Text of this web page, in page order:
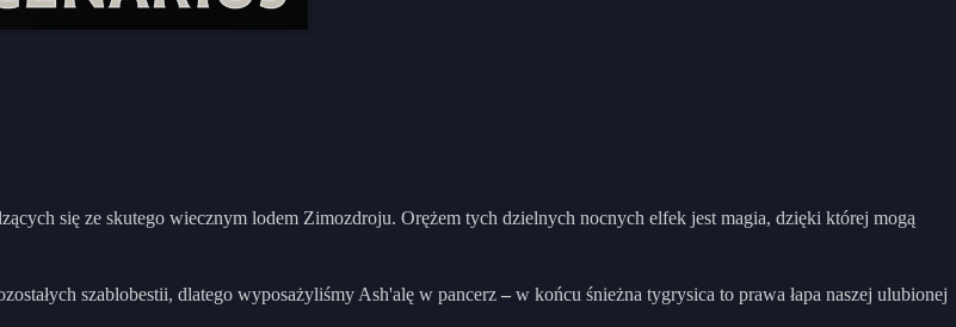
się ze skutego wiecznym lodem Zimozdroju. Orężem tych dzielnych nocnych elfek jest magia, dzięki której mogą
szablobestii, dlatego wyposażyliśmy Ash'alę w pancerz – w końcu śnieżna tygrysica to prawa łapa naszej ulubionej